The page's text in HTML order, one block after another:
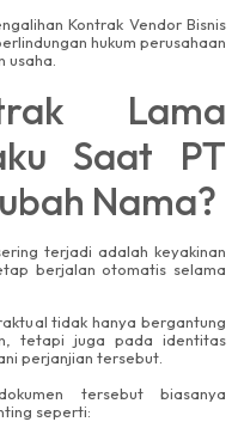
Kontrak Vendor Bisnis
hukum perusahaan
usaha.
Lama
Saat PT
Nama?
terjadi adalah keyakinan
berjalan otomatis selama
tidak hanya bergantung
tetapi juga pada identitas
perjanjian tersebut.
tersebut biasanya
seperti: